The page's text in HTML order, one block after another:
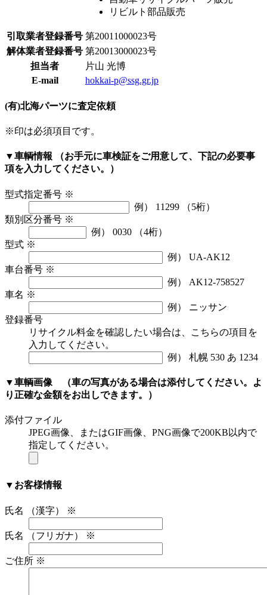
リビルト部品販売
引取業者登録番号 第20011000023号
解体業者登録番号 第20013000023号
担当者
片山 光博
E-mail
hokkai-p@ssg.gr.jp
(有)北海パーツに査定依頼
※印は必須項目です。
▼車輌情報 （お手元に車検証をご用意して、下記の必要事
項を入力してください。）
型式指定番号 ※
例） 11299 （5桁）
類別区分番号 ※
例） 0030 （4桁）
型式 ※
例） UA-AK12
車台番号 ※
例） AK12-758527
車名 ※
例） ニッサン
登録番号
リサイクル料金を確認したい場合は、こちらの項目を
入力してください。
例） 札幌 530 あ 1234
▼車輌画像 （車の写真がある場合は添付してください。よ
り正確な金額をお出しできます。）
添付ファイル
JPEG画像、またはGIF画像、PNG画像で200KB以内で
指定してください。
▼お客様情報
氏名 （漢字） ※
氏名 （フリガナ） ※
ご住所 ※